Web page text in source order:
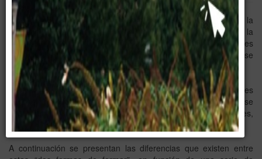
Hoy en día, se crean muchas cuestiones acerca de si la
formación no presencial aporta los mismos beneficios que la
formación presencial, si ofrece calidad pedagógica, si es
adecuada para transmitir determinados conceptos, si estos se
asimilan o no, si llega a tener un valor profesional, etc.
Sin embargo, en los centros de estudios, colegios, universidades
públicas, privadas, donde la formación es presencial, ¿Cómo se
garantiza que la enseñanza sea de calidad pedagógica?, ¿Lo es,
por el simple hecho de ser presencial?
A continuación se presentan las diferencias que existen entre